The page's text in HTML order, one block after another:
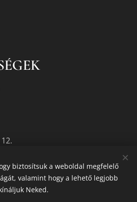
érdeklődjön az üzletben, vagy a
elérhetőségek egyikén.
biztosítsuk a weboldal megfelelő
valamint hogy a lehető legjobb
Neked.